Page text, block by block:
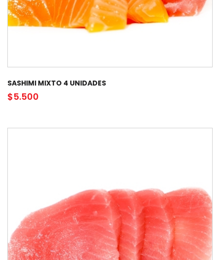
SASHIMI MIXTO 4 UNIDADES
$5.500